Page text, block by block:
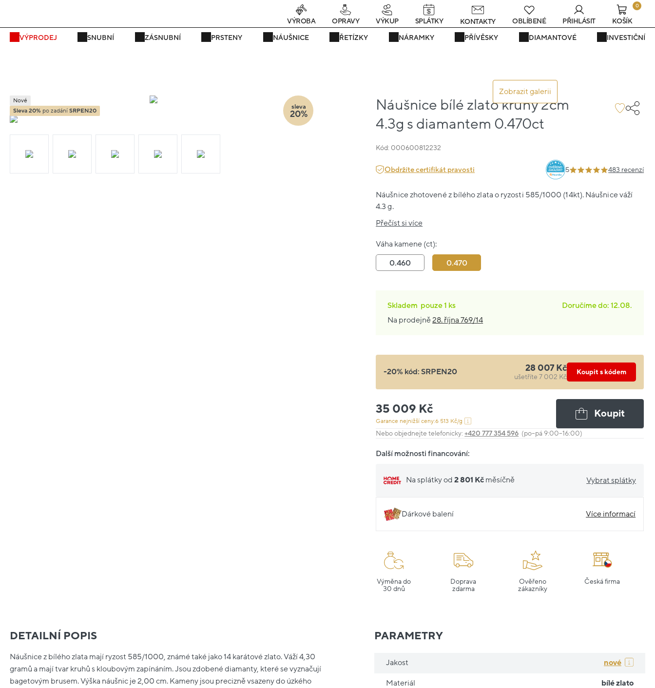
Právě teď! - 20 % na vše! Kód: SRPEN20 23 dní : 19h : 53m : 41s
VÝPRODEJ SNUBNÍ ZÁSNUBNÍ PRSTENY NÁUŠNICE ŘETÍZKY NÁRAMKY PŘÍVĚSKY DIAMANTOVÉ INVESTIČNÍ
VÝROBA OPRAVY VÝKUP SPLÁTKY KONTAKTY OBLÍBENÉ PŘIHLÁSIT
0
KOŠÍK
Zobrazit galerii
Náušnice bílé zlato kruhy 2cm
4.3g s diamantem 0.470ct
Kód: 000600812232
Nové
Sleva 20% po zadání SRPEN20
sleva
20%
Obdržíte certifikát pravosti 5 483 recenzí
Náušnice zhotovené z bílého zlata o ryzosti 585/1000 (14kt). Náušnice váží
4.3 g.
Přečíst si více
Váha kamene (ct):
0.460 0.470
Skladem pouze1 ks
Doručíme do: 12.08.
Na prodejně28. října 769/14
-20% kód:SRPEN20 28 007 Kč
ušetříte 7 002 Kč
Koupit s kódem
35 009 Kč
Garance nejnižší ceny:6 513 Kč/g
Koupit
Nebo objednejte telefonicky:+420 777 354 596 (po–pá 9:00–16:00)
Další možnosti financování:
Na splátky od2 801 Kč měsíčně Vybrat splátky
Dárkové balení Více informací
Výměna do
30 dnů
Doprava
zdarma
Ověřeno
zákazníky
Česká firma
DETAILNÍ POPIS
Náušnice z bílého zlata mají ryzost 585/1000, známé také jako 14 karátové zlato. Váží 4,30
gramů a mají tvar kruhů s kloubovým zapínáním. Jsou zdobené diamanty, které se vyznačují
bagetovým brusem. Výška náušnic je 2,00 cm. Kameny jsou precizně vsazeny do úzkého
PARAMETRY
Jakost nové
Materiál bílé zlato